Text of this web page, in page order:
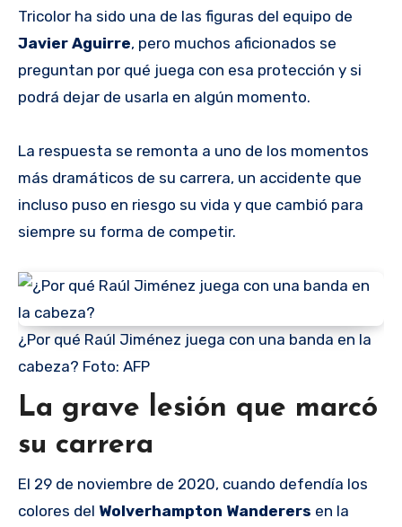
Tricolor ha sido una de las figuras del equipo de
Javier Aguirre, pero muchos aficionados se
preguntan por qué juega con esa protección y si
podrá dejar de usarla en algún momento.
La respuesta se remonta a uno de los momentos
más dramáticos de su carrera, un accidente que
incluso puso en riesgo su vida y que cambió para
siempre su forma de competir.
¿Por qué Raúl Jiménez juega con una banda en la
cabeza? Foto: AFP
La grave lesión que marcó
su carrera
El 29 de noviembre de 2020, cuando defendía los
colores del Wolverhampton Wanderers en la